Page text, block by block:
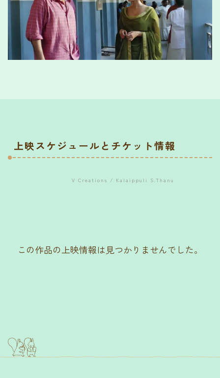
上映スケジュールとチケット情報
V Creations / Kalaippuli S.Thanu
この作品の上映情報は見つかりませんでした。